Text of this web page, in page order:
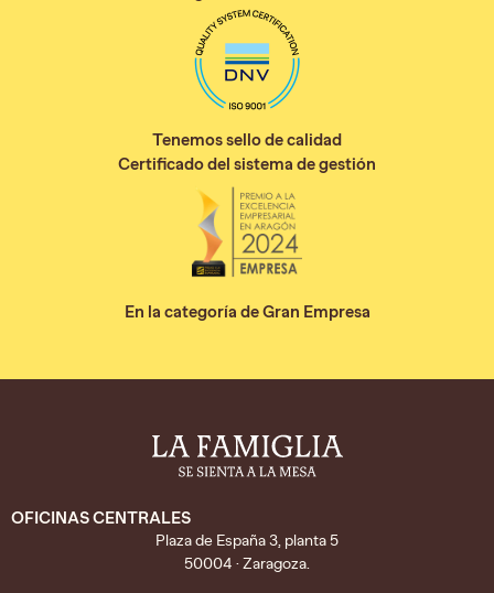
Tenemos sello de calidad
Certificado del sistema de gestión
En la categoría de Gran Empresa
OFICINAS CENTRALES
Plaza de España 3, planta 5
50004 · Zaragoza.